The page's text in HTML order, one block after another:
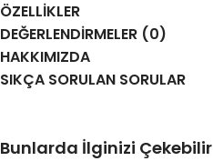
ÖZELLIKLER
DEĞERLENDIRMELER (0)
HAKKIMIZDA
SIKÇA SORULAN SORULAR
Bunlarda İlginizi Çekebilir